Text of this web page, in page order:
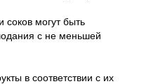
соков могут быть
с не меньшей
в соответствии с их